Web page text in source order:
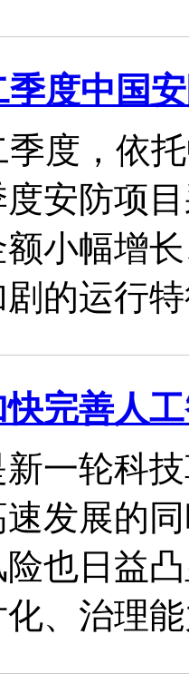
季度中国
季度，依
安防项
小幅增
的运行
完善人
新一轮科
发展的
也日益
、治理